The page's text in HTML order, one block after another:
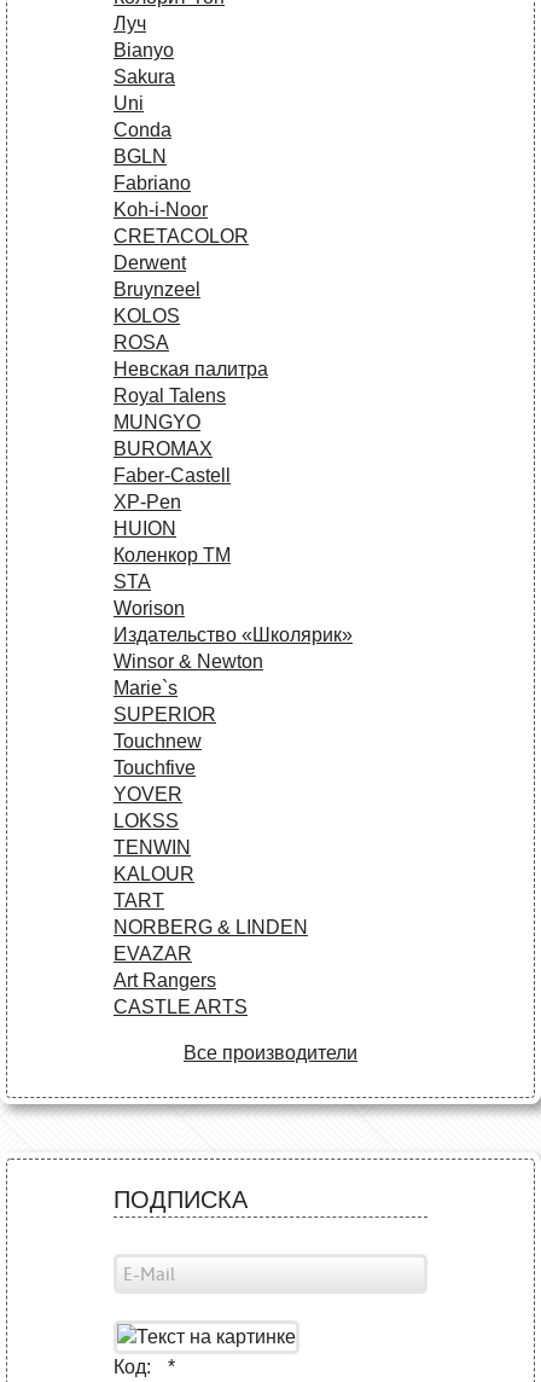
Луч
Bianyo
Sakura
Uni
Conda
BGLN
Fabriano
Koh-i-Noor
CRETACOLOR
Derwent
Bruynzeel
KOLOS
ROSA
Невская палитра
Royal Talens
MUNGYO
BUROMAX
Faber-Castell
XP-Pen
HUION
Коленкор ТМ
STA
Worison
Издательство «Школярик»
Winsor & Newton
Marie`s
SUPERIOR
Touchnew
Touchfive
YOVER
LOKSS
TENWIN
KALOUR
TART
NORBERG & LINDEN
EVAZAR
Art Rangers
CASTLE ARTS
Все производители
ПОДПИСКА
Код: *